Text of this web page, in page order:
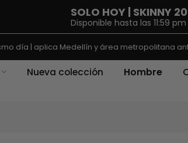
SOLO HOY | SKINNY
Disponible hasta las 11:59 pm
| aplica Medellín y área metropolitana antes de
Nueva colección Hombre